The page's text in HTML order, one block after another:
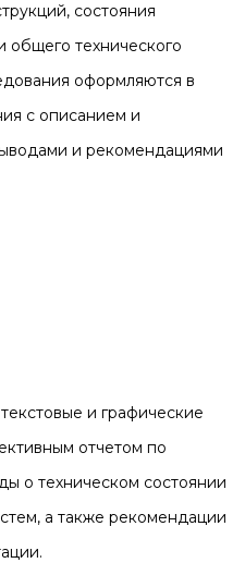
состояния
технического
оформляются в
с описанием и
и рекомендациями
и графические
отчетом по
о техническом состоянии
а также рекомендации